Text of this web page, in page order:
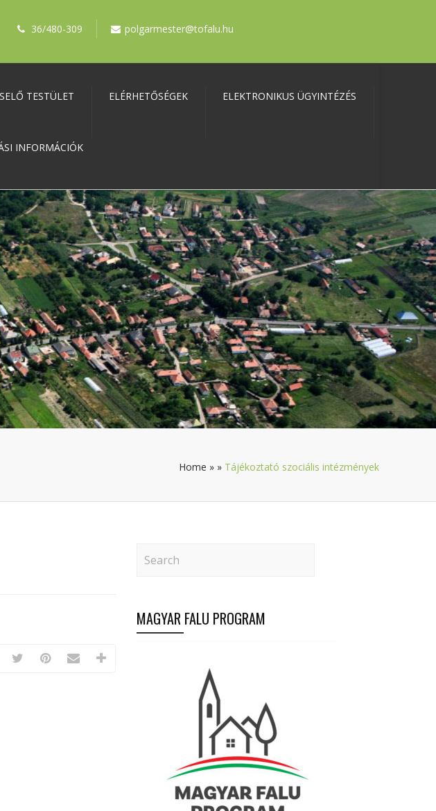
36/480-309 polgarmester@tofalu.hu
TESTÜLET ELÉRHETŐSÉGEK ELEKTRONIKUS ÜGYINTÉZÉS
INFORMÁCIÓK
Home » » Tájékoztató szociális intézmények
MAGYAR FALU PROGRAM